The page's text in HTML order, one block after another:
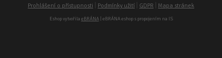
Prohlášení o přístupnosti Podmínky užití GDPR Mapa stránek
Eshop vytvořila eBRÁNA| eBRÁNA eshop s propojením na IS